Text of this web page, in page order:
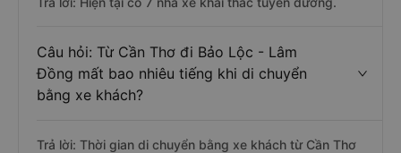
Câu hỏi: Từ Cần Thơ đi Bảo Lộc - Lâm
Đồng mất bao nhiêu tiếng khi di chuyển
bằng xe khách?
Trả lời: Thời gian di chuyển bằng xe khách từ Cần Thơ